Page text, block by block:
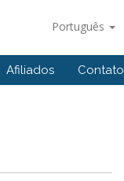
Português
Afiliados Contato